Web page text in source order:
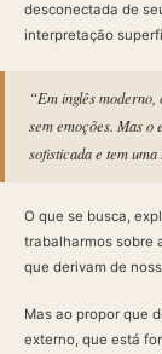
desconectada de
interpretação
“Em inglês
sem emoções. Mas o
sofisticada e tem
O que se busca,
trabalharmos sobre
que derivam de
Mas ao propor que
externo, que está